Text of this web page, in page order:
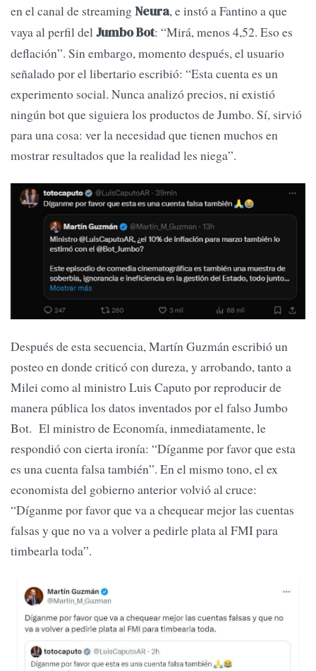
en el canal de streamingNeura, e instó a Fantino a que
vaya al perfil delJumbo Bot: “Mirá, menos 4,52. Eso es
deflación”. Sin embargo, momento después, el usuario
señalado por el libertario escribió: “Esta cuenta es un
experimento social. Nunca analizó precios, ni existió
ningún bot que siguiera los productos de Jumbo. Sí, sirvió
para una cosa: ver la necesidad que tienen muchos en
mostrar resultados que la realidad les niega”.
Después de esta secuencia, Martín Guzmán escribió un
posteo en donde criticó con dureza, y arrobando, tanto a
Milei como al ministro Luis Caputo por reproducir de
manera pública los datos inventados por el falso Jumbo
Bot. El ministro de Economía, inmediatamente, le
respondió con cierta ironía: “Díganme por favor que esta
es una cuenta falsa también”. En el mismo tono, el ex
economista del gobierno anterior volvió al cruce:
“Díganme por favor que va a chequear mejor las cuentas
falsas y que no va a volver a pedirle plata al FMI para
timbearla toda”.